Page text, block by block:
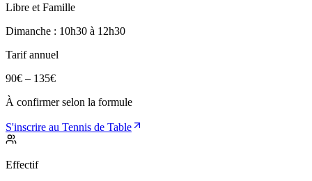
Libre et Famille
Dimanche : 10h30 à 12h30
Tarif annuel
90€ – 135€
À confirmer selon la formule
S'inscrire au Tennis de Table
Effectif